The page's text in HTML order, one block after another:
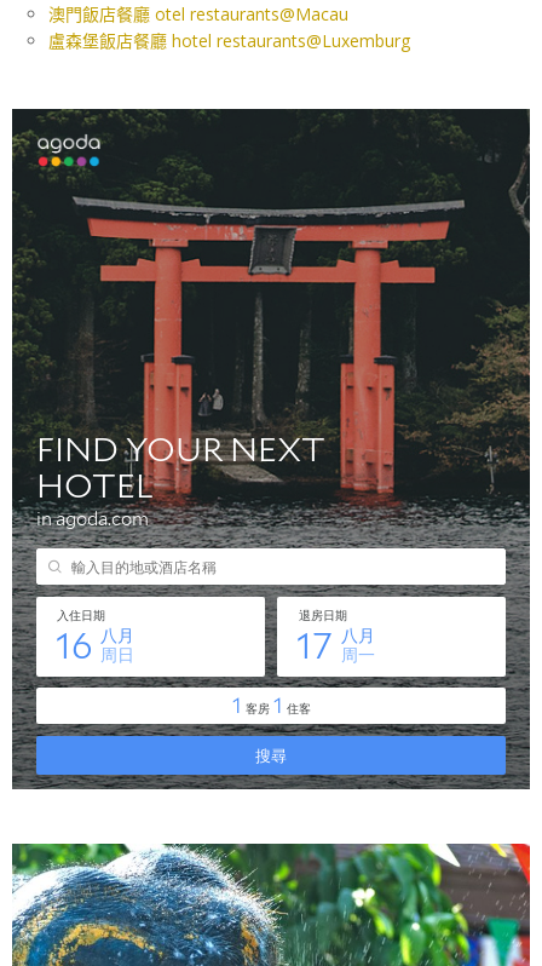
澳門飯店餐廳 otel restaurants@Macau
盧森堡飯店餐廳 hotel restaurants@Luxemburg